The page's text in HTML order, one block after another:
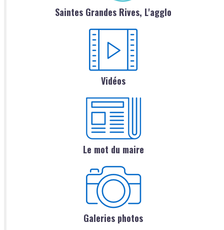
Saintes Grandes Rives, L'agglo
Vidéos
Le mot du maire
Galeries photos